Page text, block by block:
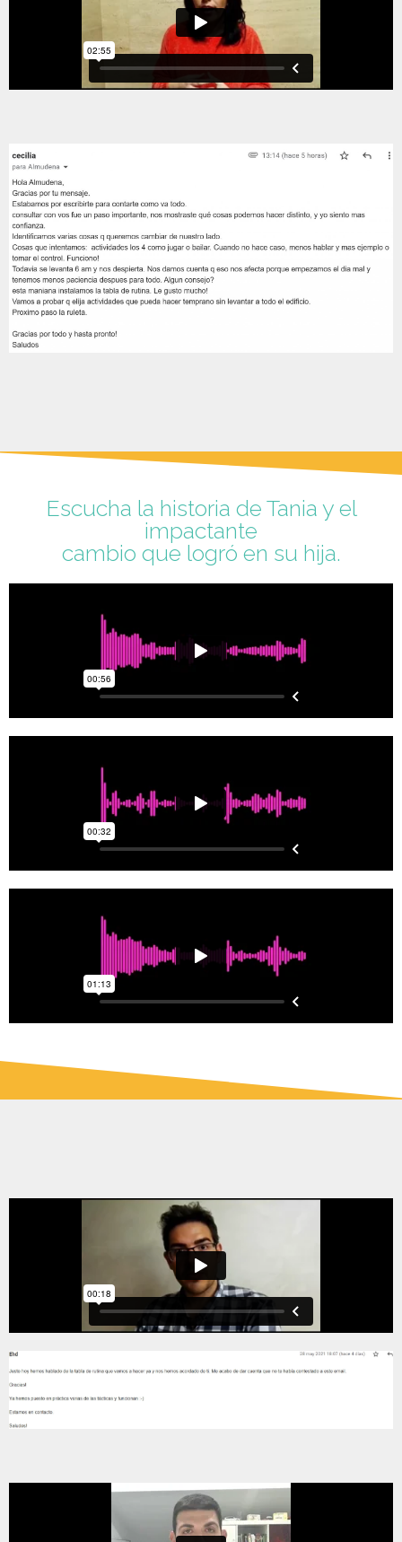
Escucha la historia de Tania y el
impactante
cambio que logró en su hija.